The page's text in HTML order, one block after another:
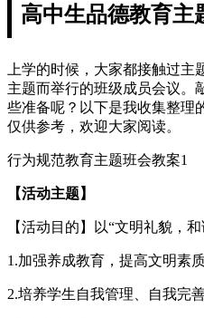
高中生品德教育主
上学的时候，大家都接触过
主题而举行的班级成员会议。
些准备呢？以下是我收集整理
仅供参考，欢迎大家阅读。
行为规范教育主题班会教案1
【活动主题】
【活动目的】以“文明礼貌，
1.加强养成教育，提高文明素
2.培养学生自我管理、自我完善